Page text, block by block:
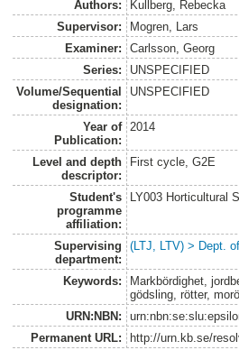
Authors:
Kullberg, Rebecka
Supervisor:
Mogren, Lars
Examiner:
Carlsson, Georg
Series:
UNSPECIFIED
Volume/Sequential
designation:
UNSPECIFIED
Year of
Publication:
2014
Level and depth
descriptor:
First cycle, G2E
Student's
programme
affiliation:
LY003 Horticultural
Supervising
department:
(LTJ, LTV) > Dept.
Keywords:
Markbördighet,
gödsling, rötter,
URN:NBN:
Permanent URL:
http://urn.kb.se/